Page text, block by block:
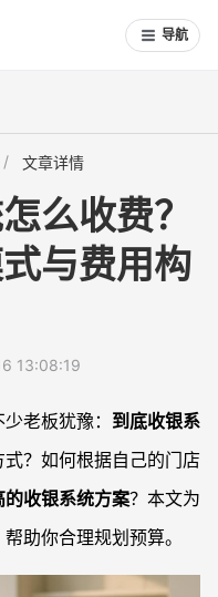
导航
怎么理解性价比？
？
案靠谱吗？
吗？
文章详情
么收费？
与费用构
13:08:19
老板犹豫： 到底收银系
？如何根据自己的门店
的收银系统方案？本文为
助你合理规划预算。